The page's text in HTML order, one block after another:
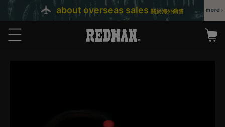
about overseas sales 關於海外銷售